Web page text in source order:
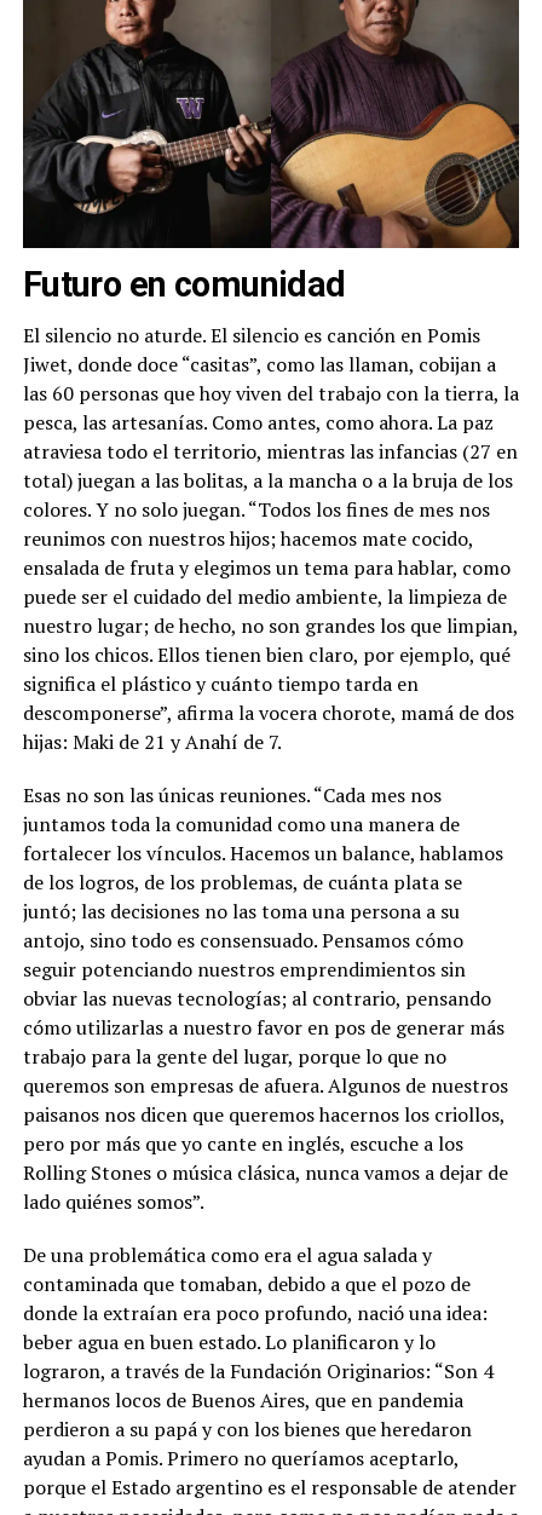
Futuro en comunidad
El silencio no aturde. El silencio es canción en Pomis
Jiwet, donde doce “casitas”, como las llaman, cobijan a
las 60 personas que hoy viven del trabajo con la tierra, la
pesca, las artesanías. Como antes, como ahora. La paz
atraviesa todo el territorio, mientras las infancias (27 en
total) juegan a las bolitas, a la mancha o a la bruja de los
colores. Y no solo juegan. “Todos los fines de mes nos
reunimos con nuestros hijos; hacemos mate cocido,
ensalada de fruta y elegimos un tema para hablar, como
puede ser el cuidado del medio ambiente, la limpieza de
nuestro lugar; de hecho, no son grandes los que limpian,
sino los chicos. Ellos tienen bien claro, por ejemplo, qué
significa el plástico y cuánto tiempo tarda en
descomponerse”, afirma la vocera chorote, mamá de dos
hijas: Maki de 21 y Anahí de 7.
Esas no son las únicas reuniones. “Cada mes nos
juntamos toda la comunidad como una manera de
fortalecer los vínculos. Hacemos un balance, hablamos
de los logros, de los problemas, de cuánta plata se
juntó; las decisiones no las toma una persona a su
antojo, sino todo es consensuado. Pensamos cómo
seguir potenciando nuestros emprendimientos sin
obviar las nuevas tecnologías; al contrario, pensando
cómo utilizarlas a nuestro favor en pos de generar más
trabajo para la gente del lugar, porque lo que no
queremos son empresas de afuera. Algunos de nuestros
paisanos nos dicen que queremos hacernos los criollos,
pero por más que yo cante en inglés, escuche a los
Rolling Stones o música clásica, nunca vamos a dejar de
lado quiénes somos”.
De una problemática como era el agua salada y
contaminada que tomaban, debido a que el pozo de
donde la extraían era poco profundo, nació una idea:
beber agua en buen estado. Lo planificaron y lo
lograron, a través de la Fundación Originarios: “Son 4
hermanos locos de Buenos Aires, que en pandemia
perdieron a su papá y con los bienes que heredaron
ayudan a Pomis. Primero no queríamos aceptarlo,
porque el Estado argentino es el responsable de atender